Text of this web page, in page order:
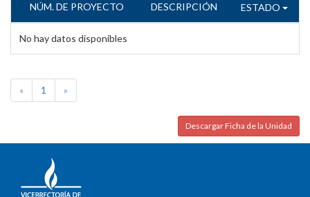
NÚM. DE PROYECTO DESCRIPCIÓN ESTADO
No hay datos disponibles
« 1 »
Descargar Ficha de la Unidad